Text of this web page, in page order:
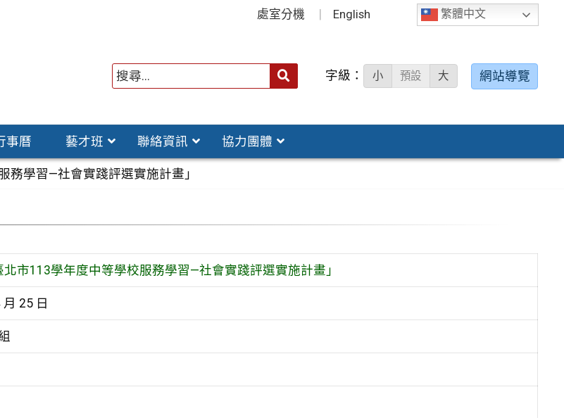
繁體中文
處室分機 English
字級： 小 預設 大 網站導覽
事曆 藝才班 聯絡資訊 協力團體
務學習—社會實踐評選實施計畫」
北市113學年度中等學校服務學習—社會實踐評選實施計畫」
25 日